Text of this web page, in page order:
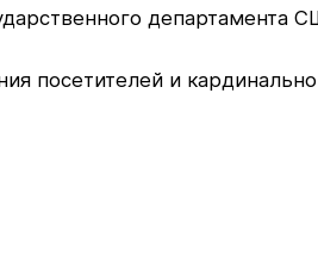
департамента
посетителей и кардинально